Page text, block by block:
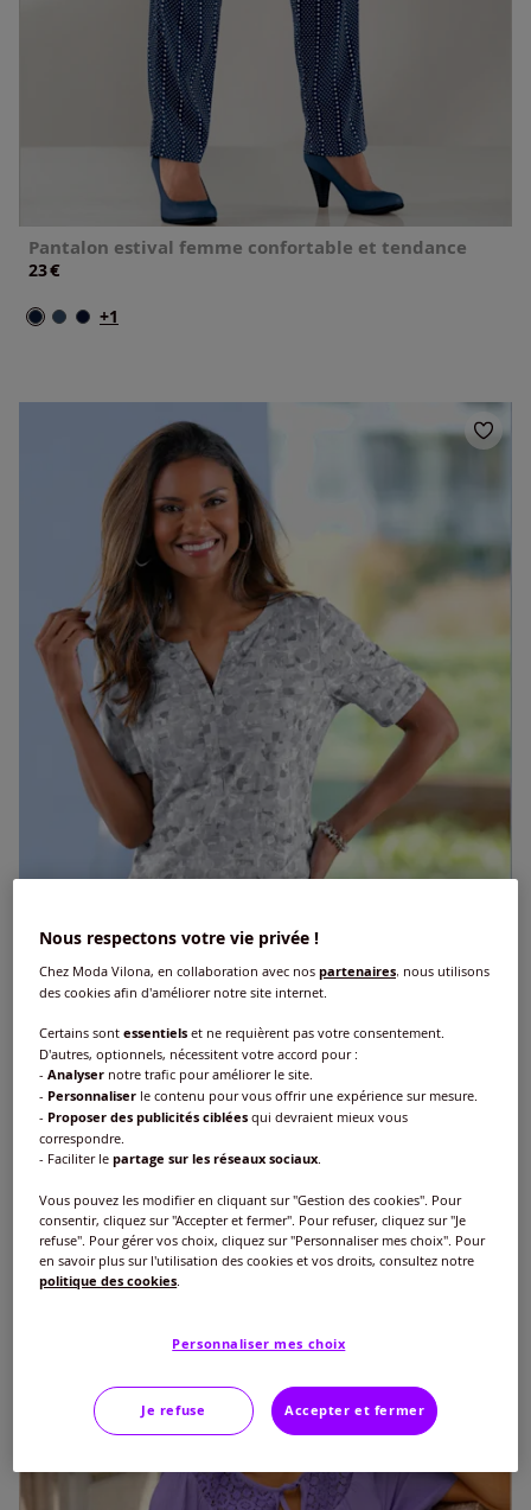
Pantalon estival femme confortable et tendance
23€
+1
25 €
+1
Nous respectons votre vie privée !
Chez Moda Vilona, en collaboration avec nospartenaires, nous utilisons
des cookies afin d'améliorer notre site internet.
Certains sontessentiels et ne requièrent pas votre consentement.
D'autres, optionnels, nécessitent votre accord pour :
-Analyser notre trafic pour améliorer le site.
- Personnaliser le contenu pour vous offrir une expérience sur mesure.
- Proposer des publicités ciblées qui devraient mieux vous
correspondre.
- Faciliter lepartage sur les réseaux sociaux.
Vous pouvez les modifier en cliquant sur "Gestion des cookies". Pour
consentir, cliquez sur "Accepter et fermer". Pour refuser, cliquez sur "Je
refuse". Pour gérer vos choix, cliquez sur "Personnaliser mes choix". Pour
en savoir plus sur l'utilisation des cookies et vos droits, consultez notre
politique des cookies.
Personnaliser mes choix
Je refuse Accepter et fermer